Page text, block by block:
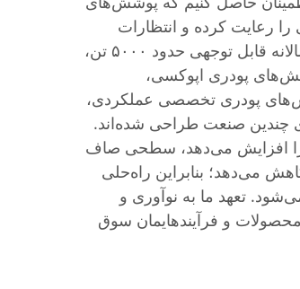
را رعایت کرده و انتظارات
مشتریان را فراتر می‌برند. با ظرفیت تولید سالانه قابل توجهی حدود ۵۰۰۰ تن،
پودری اپوکسی،
پودری تخصصی عملکردی،
چندین صنعت طراحی شده‌اند.
را افزایش می‌دهد، سطحی صاف
می‌دهد؛ بنابراین راه‌حلی
تعهد ما به نوآوری و
و فرآیندهایمان سوق